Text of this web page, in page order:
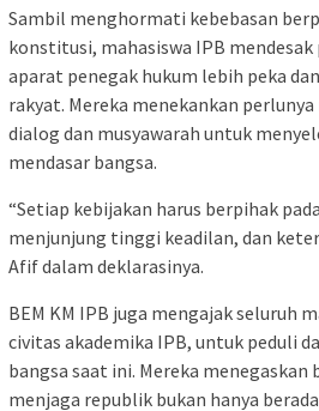
Sambil menghormati kebebasan
konstitusi, mahasiswa IPB mendesak
aparat penegak hukum lebih peka
rakyat. Mereka menekankan
dialog dan musyawarah untuk
mendasar bangsa.
“Setiap kebijakan harus berpihak
menjunjung tinggi keadilan, dan
Afif dalam deklarasinya.
BEM KM IPB juga mengajak seluruh
civitas akademika IPB, untuk peduli
bangsa saat ini. Mereka menegaskan
menjaga republik bukan hanya